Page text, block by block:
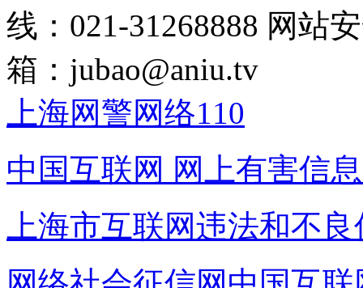
线：021-31268888 网站
箱： jubao@aniu.tv
上海网警网络110
中国互联网 网上有害信
上海市互联网违法和不